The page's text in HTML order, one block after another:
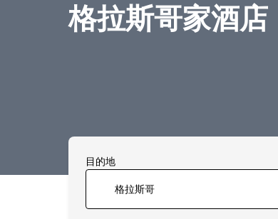
格拉斯哥家酒店
目的地